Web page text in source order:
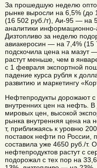
За прошедшую неделю
рынке выросли на 6,5%
(16 502 руб./т), Аи-95 — на
аналитики информационно-
Дизтопливо за неделю
авиакеросин — на 7,4% (15
подскочила цена на мазут
растут меньше, чем в
с 1 февраля экспортной
падение курса рубля к
развитию и маркетингу
Нефтепродукты дорожают с
внутренних цен на нефть. В
мировых цен, высокой
рынка внутренняя цена на
т, приближаясь к уровню
поставок нефти по
составила уже 4650 руб./т.
нефтепродуктов растут с
подорожал с тех пор на